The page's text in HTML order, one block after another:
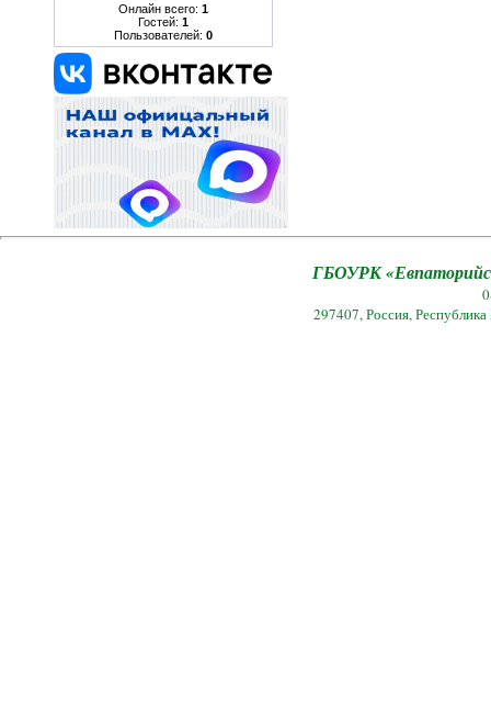
Онлайн всего: 1
Гостей: 1
Пользователей: 0
ГБОУРК
297407, Россия,